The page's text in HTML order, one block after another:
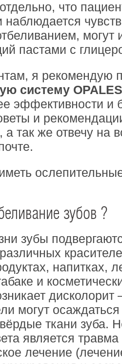
что
наблюдается
могут
пастами с
я рекомендую
систему
эффективности и
и
а так же отвечу на
зубов ?
зубы
напитках,
и
могут
ткани зуба.
является травма
лечение